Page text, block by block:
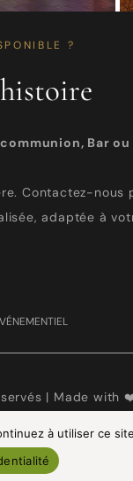
?
Bar
Contactez-nous
adaptée à
| Made with
à utiliser ce